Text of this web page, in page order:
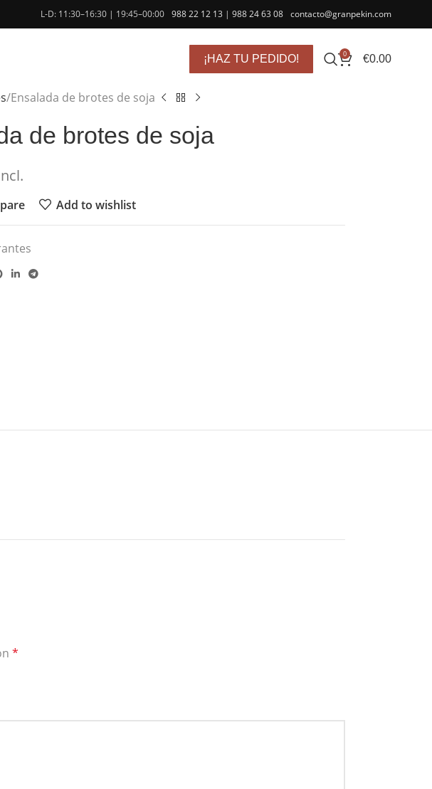
L-D: 11:30–16:30 | 19:45–00:00 988 22 12 13 | 988 24 63 08 contacto@granpekin.com
¡HAZ TU PEDIDO! 0 €0.00
Ensalada de brotes de soja
de brotes de soja
Add to wishlist
*